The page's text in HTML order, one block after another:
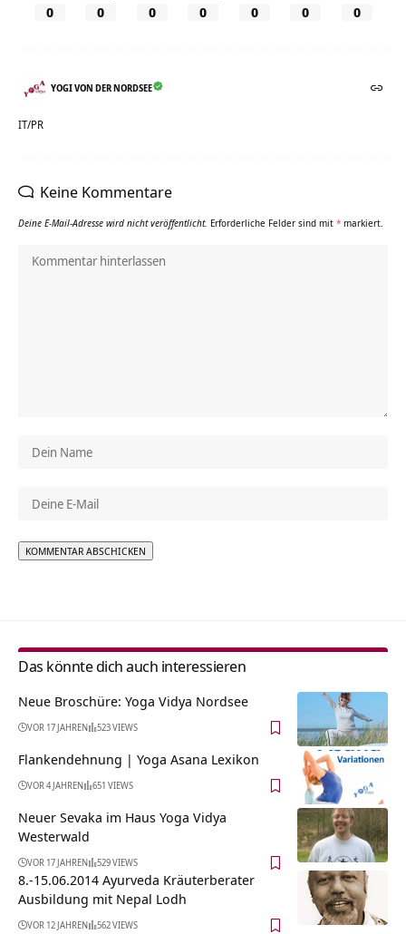
0 0 0 0 0 0 0
YOGI VON DER NORDSEE
IT/PR
Keine Kommentare
Deine E-Mail-Adresse wird nicht veröffentlicht. Erforderliche Felder sind mit * markiert.
Das könnte dich auch interessieren
Neue Broschüre: Yoga Vidya Nordsee
VOR 17 JAHREN 523 VIEWS
Flankendehnung | Yoga Asana Lexikon
VOR 4 JAHREN 651 VIEWS
Neuer Sevaka im Haus Yoga Vidya
Westerwald
VOR 17 JAHREN 529 VIEWS
8.-15.06.2014 Ayurveda Kräuterberater
Ausbildung mit Nepal Lodh
VOR 12 JAHREN 562 VIEWS